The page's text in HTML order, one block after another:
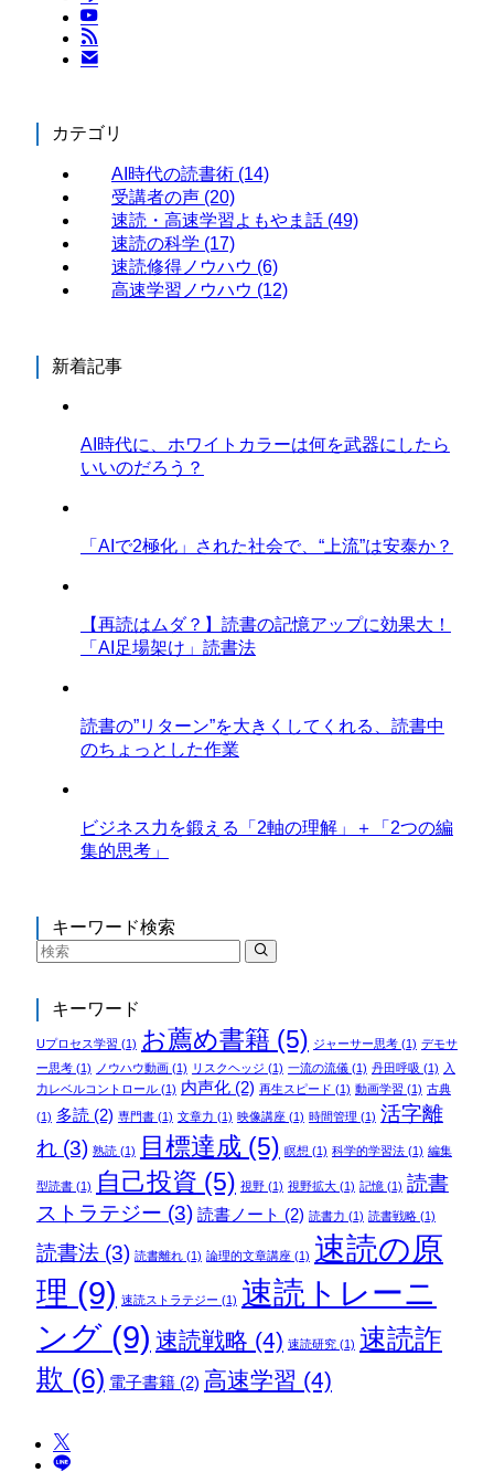
カテゴリ
AI時代の読書術 (14)
受講者の声 (20)
速読・高速学習よもやま話 (49)
速読の科学 (17)
速読修得ノウハウ (6)
高速学習ノウハウ (12)
新着記事
AI時代に、ホワイトカラーは何を武器にしたら
いいのだろう？
「AIで2極化」された社会で、“上流”は安泰か？
【再読はムダ？】読書の記憶アップに効果大！
「AI足場架け」読書法
読書の”リターン”を大きくしてくれる、読書中
のちょっとした作業
ビジネス力を鍛える「2軸の理解」＋「2つの編
集的思考」
キーワード検索
キーワード
Uプロセス学習 (1) お薦め書籍 (5) ジャーサー思考(1) デモサ
ー思考(1) ノウハウ動画(1) リスクヘッジ (1) 一流の流儀(1) 丹田呼吸 (1) 入
力レベルコントロール(1) 内声化(2) 再生スピード (1) 動画学習 (1) 古典
(1) 多読 (2) 専門書(1) 文章力 (1) 映像講座(1) 時間管理 (1) 活字離
れ(3) 熟読(1) 目標達成 (5) 瞑想 (1) 科学的学習法(1) 編集
型読書(1) 自己投資 (5) 視野(1) 視野拡大(1) 記憶(1) 読書
ストラテジー (3) 読書ノート (2) 読書力 (1) 読書戦略(1)
読書法(3) 読書離れ(1) 論理的文章講座(1) 速読の原
理 (9) 速読ストラテジー (1) 速読トレーニ
ング(9) 速読戦略 (4) 速読研究(1) 速読詐
欺 (6) 電子書籍(2) 高速学習 (4)